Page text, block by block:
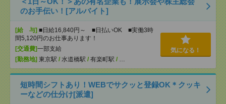
のお手伝い！[アルバイト]
[給 与] ■日給16,840円～ ■日払いOK ■実働3時
間5,120円のお仕事あります！
[交通費]一部支給
[勤務地] 東京駅 / 水道橋駅 / 有楽町駅 / …
気になる！
短時間シフトあり！WEBでサクッと登録OK＊クッキ
ーなどの仕分け[派遣]